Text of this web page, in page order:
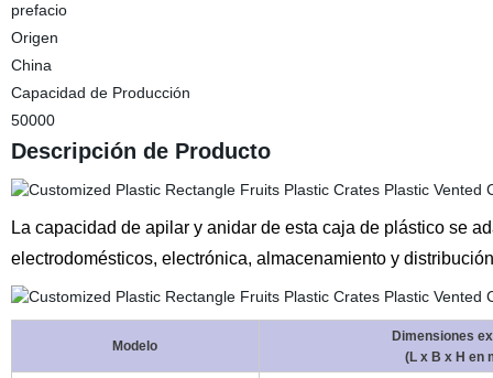
prefacio
Origen
China
Capacidad de Producción
50000
Descripción de Producto
La capacidad de apilar y anidar de esta caja de plástico se
electrodomésticos, electrónica, almacenamiento y
Modelo
Dimensiones
(L x B x H en